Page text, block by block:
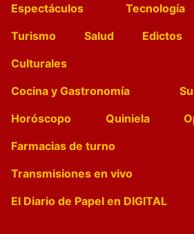
Espectáculos
Tecnología
Turismo
Salud Edictos
Culturales
Cocina y Gastronomía
Horóscopo
Quiniela
Farmacias de turno
Transmisiones en vivo
El Diario de Papel en DIGITAL